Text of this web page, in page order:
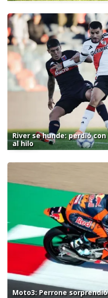
River se hunde: perdió
al hilo
Moto3: Perrone